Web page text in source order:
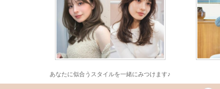
あなたに似合うスタイルを一緒にみつけます♪